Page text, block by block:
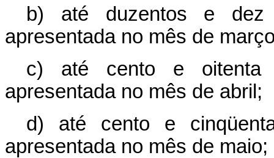
b) até duzentos e dez
apresentada no mês de
c) até cento e oitenta
apresentada no mês de abril;
d) até cento e
apresentada no mês de maio;